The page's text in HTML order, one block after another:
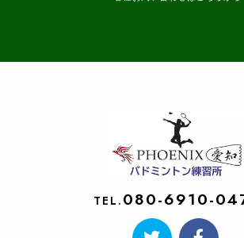
TEL. 080-6910-